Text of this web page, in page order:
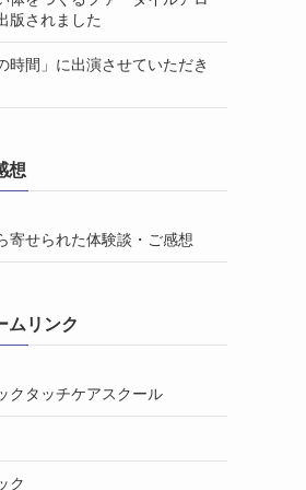
版されました
時間」に出演させていただき
想
寄せられた体験談・ご感想
ムリンク
クタッチケアスクール
ク